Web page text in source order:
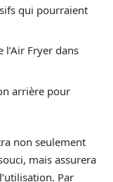
qui pourraient
Fryer dans
arrière pour
non seulement
mais assurera
Par